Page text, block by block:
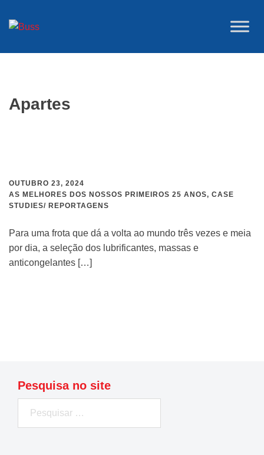
para
conteúdo
Apartes
OUTUBRO 23, 2024
AS MELHORES DOS NOSSOS PRIMEIROS 25 ANOS, CASE
STUDIES/ REPORTAGENS
Para uma frota que dá a volta ao mundo três vezes e meia
por dia, a seleção dos lubrificantes, massas e
anticongelantes […]
Pesquisa no site